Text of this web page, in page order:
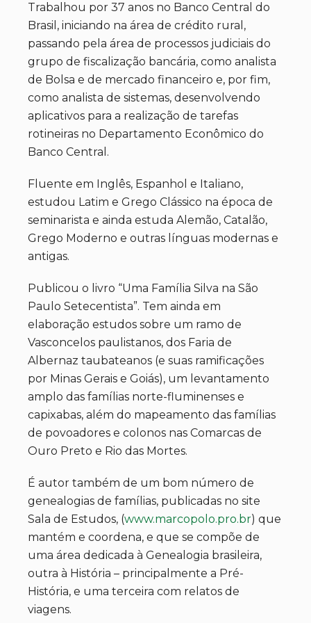
Trabalhou por 37 anos no Banco Central do
Brasil, iniciando na área de crédito rural,
passando pela área de processos judiciais do
grupo de fiscalização bancária, como analista
de Bolsa e de mercado financeiro e, por fim,
como analista de sistemas, desenvolvendo
aplicativos para a realização de tarefas
rotineiras no Departamento Econômico do
Banco Central.
Fluente em Inglês, Espanhol e Italiano,
estudou Latim e Grego Clássico na época de
seminarista e ainda estuda Alemão, Catalão,
Grego Moderno e outras línguas modernas e
antigas.
Publicou o livro “Uma Família Silva na São
Paulo Setecentista”. Tem ainda em
elaboração estudos sobre um ramo de
Vasconcelos paulistanos, dos Faria de
Albernaz taubateanos (e suas ramificações
por Minas Gerais e Goiás), um levantamento
amplo das famílias norte-fluminenses e
capixabas, além do mapeamento das famílias
de povoadores e colonos nas Comarcas de
Ouro Preto e Rio das Mortes.
É autor também de um bom número de
genealogias de famílias, publicadas no site
Sala de Estudos, (www.marcopolo.pro.br) que
mantém e coordena, e que se compõe de
uma área dedicada à Genealogia brasileira,
outra à História – principalmente a Pré-
História, e uma terceira com relatos de
viagens.